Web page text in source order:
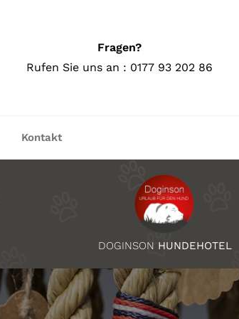
Fragen?
Rufen Sie uns an : 0177 93 202 86
Kontakt
DOGINSON HUNDEHOTEL